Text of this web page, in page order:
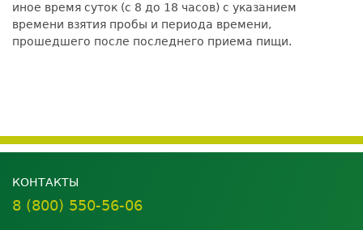
иное время суток (с 8 до 18 часов) с указанием
времени взятия пробы и периода времени,
прошедшего после последнего приема пищи.
КОНТАКТЫ
8 (800) 550-56-06